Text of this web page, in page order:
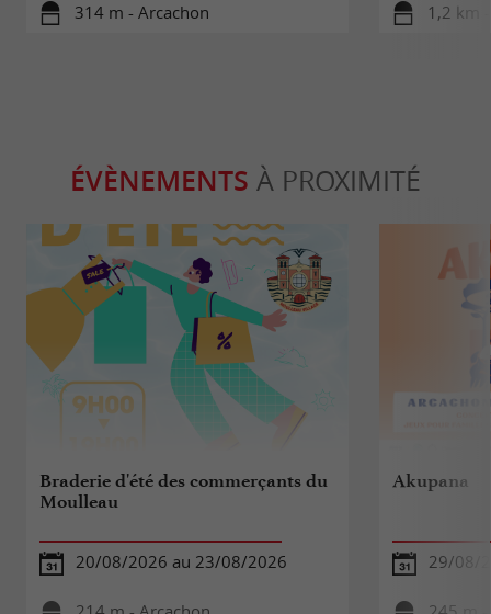
314 m - Arcachon 1,2 km
ÉVÈNEMENTS À PROXIMITÉ
Braderie d'été des commerçants du
Moulleau
20/08/2026 au 23/08/2026
Akupana
29/08/